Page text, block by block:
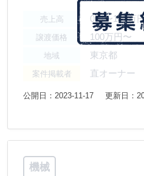
売上高 0円〜100万
譲渡価格 100万円〜
地域 東京都
案件掲載者 直オーナー
公開日：2023-11-17 更新日：
機械